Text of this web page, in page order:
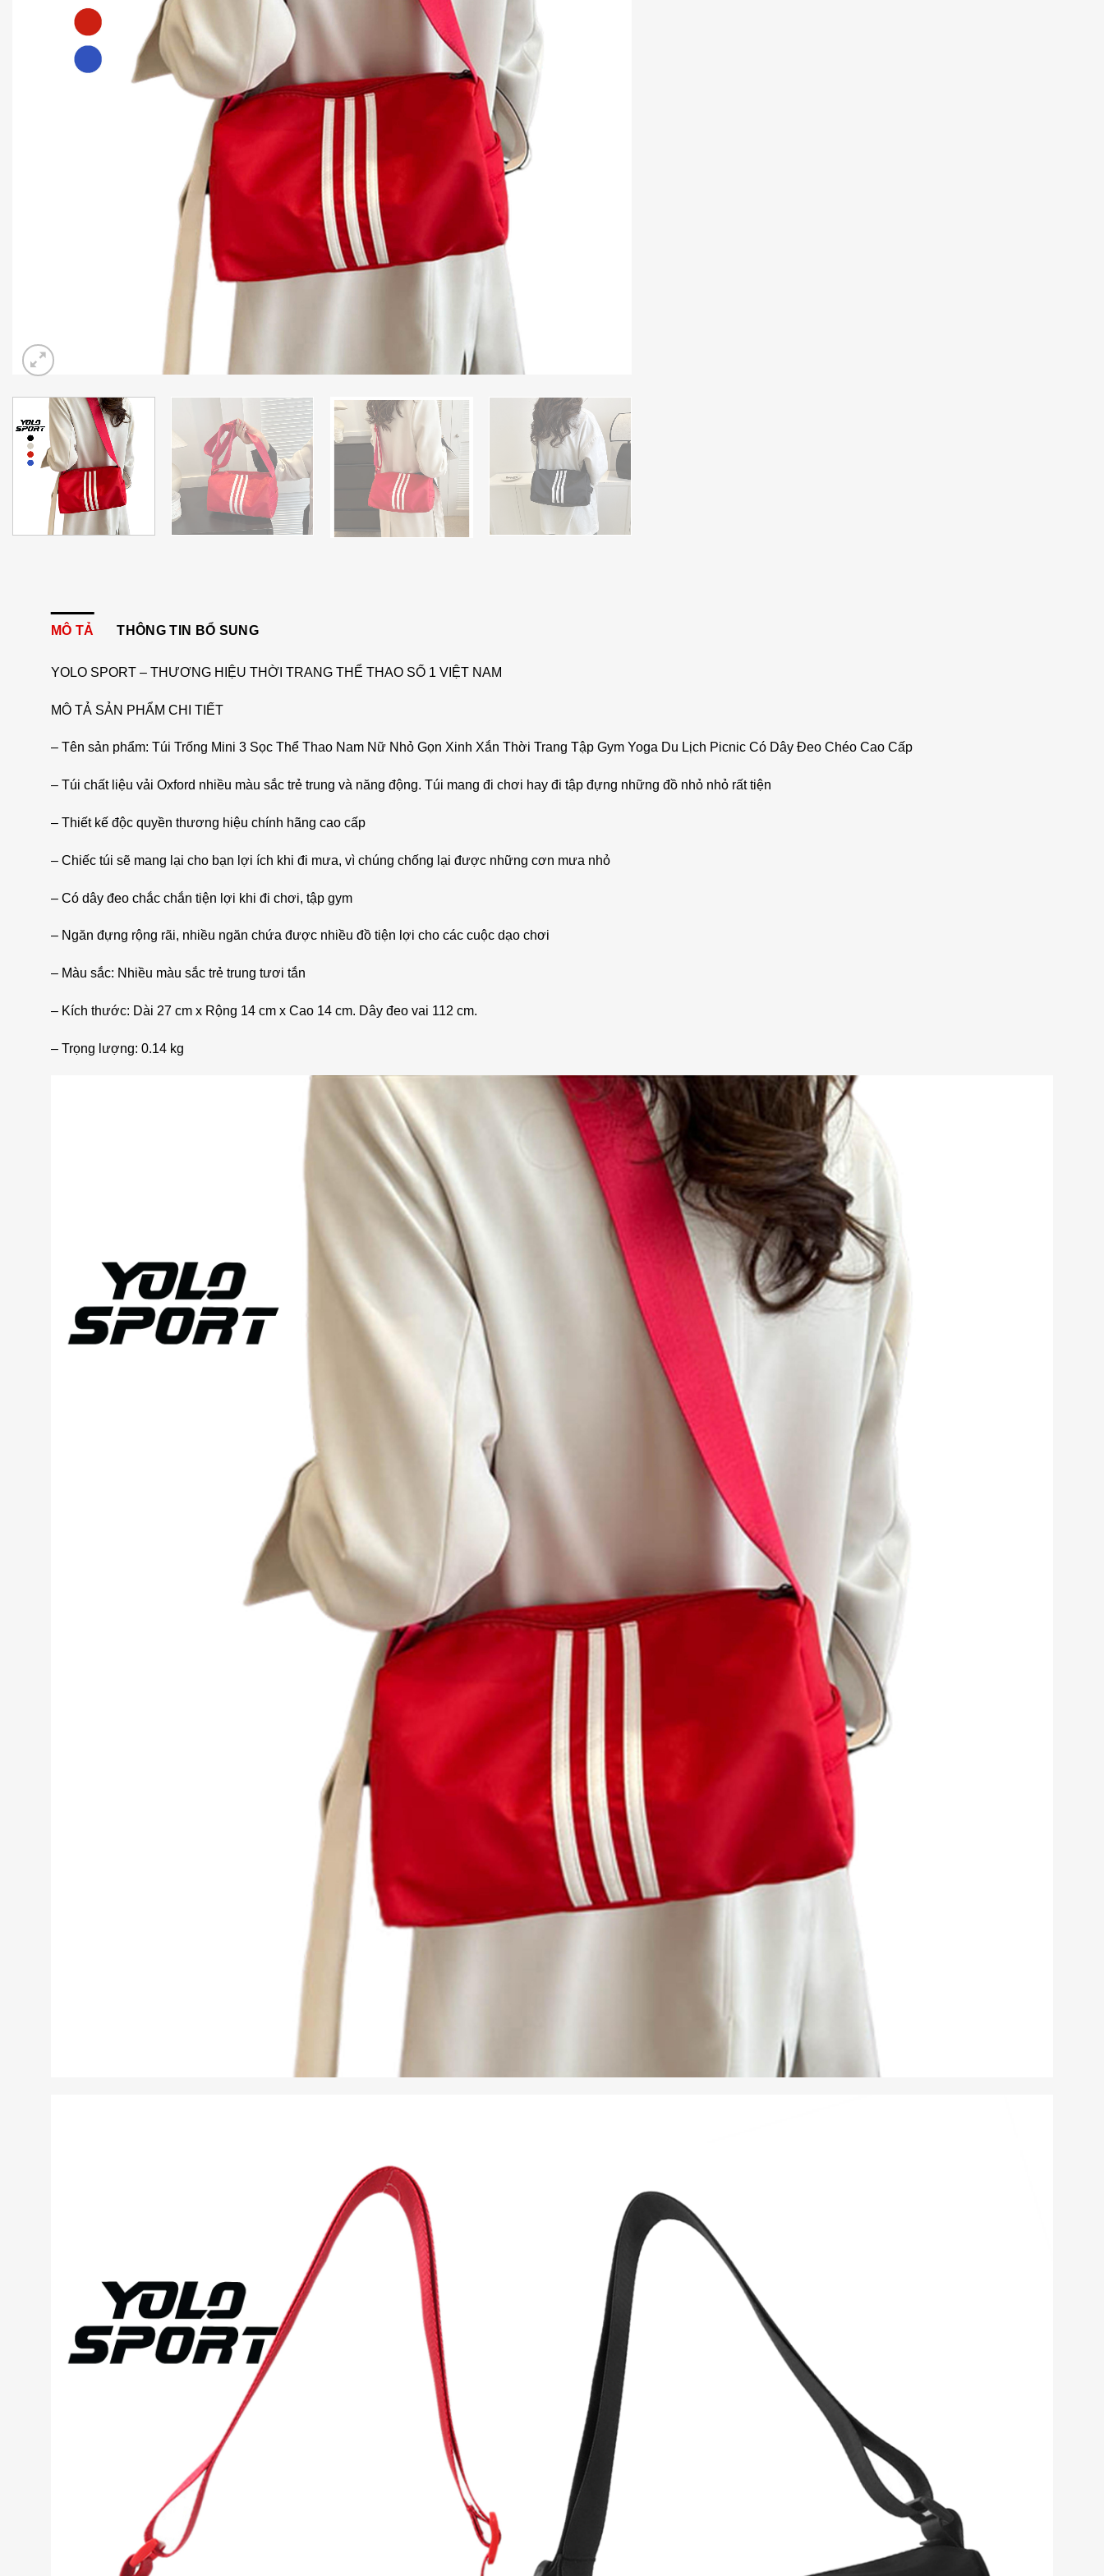
MÔ TẢ THÔNG TIN BỔ SUNG
YOLO SPORT – THƯƠNG HIỆU THỜI TRANG THỂ THAO SỐ 1 VIỆT NAM
MÔ TẢ SẢN PHẨM CHI TIẾT
– Tên sản phẩm: Túi Trống Mini 3 Sọc Thể Thao Nam Nữ Nhỏ Gọn Xinh Xắn Thời Trang Tập Gym Yoga Du Lịch Picnic Có Dây Đeo Chéo Cao Cấp
– Túi chất liệu vải Oxford nhiều màu sắc trẻ trung và năng động. Túi mang đi chơi hay đi tập đựng những đồ nhỏ nhỏ rất tiện
– Thiết kế độc quyền thương hiệu chính hãng cao cấp
– Chiếc túi sẽ mang lại cho bạn lợi ích khi đi mưa, vì chúng chống lại được những cơn mưa nhỏ
– Có dây đeo chắc chắn tiện lợi khi đi chơi, tập gym
– Ngăn đựng rộng rãi, nhiều ngăn chứa được nhiều đồ tiện lợi cho các cuộc dạo chơi
– Màu sắc: Nhiều màu sắc trẻ trung tươi tắn
– Kích thước: Dài 27 cm x Rộng 14 cm x Cao 14 cm. Dây đeo vai 112 cm.
– Trọng lượng: 0.14 kg